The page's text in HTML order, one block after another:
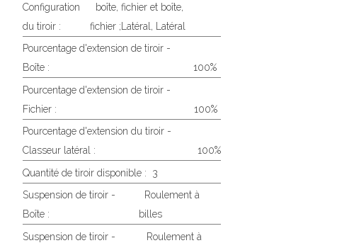
Configuration
du tiroir :
boîte, fichier et boîte,
fichier ;Latéral, Latéral
Pourcentage d'extension de tiroir -
Boîte :
100%
Pourcentage d'extension de tiroir -
Fichier :
100%
Pourcentage d'extension du tiroir -
Classeur latéral :
100%
Quantité de tiroir disponible : 3
Suspension de tiroir -
Boîte :
Roulement à
billes
Suspension de tiroir -
Roulement à